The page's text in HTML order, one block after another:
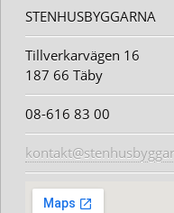
STENHUSBYGGARNA
Tillverkarvägen 16
187 66 Täby
08-616 83 00